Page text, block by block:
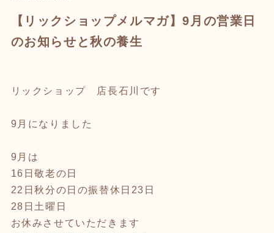
【リックショップメルマガ】9月の営業日
のお知らせと秋の養生
リックショップ 店長石川です
9月になりました
9月は
16日敬老の日
22日秋分の日の振替休日23日
28日土曜日
お休みさせていただきます